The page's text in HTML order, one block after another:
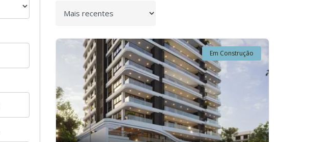
Ordenar por
Em Construção